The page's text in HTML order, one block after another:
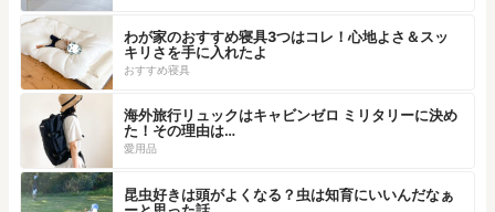
わが家のおすすめ寝具3つはコレ！心地よさ＆スッ
キリさを手に入れたよ
おすすめ寝具
海外旅行リュックはキャビンゼロ ミリタリーに決め
た！その理由は…
愛用品
昆虫好きは頭がよくなる？虫は知育にいいんだなぁ